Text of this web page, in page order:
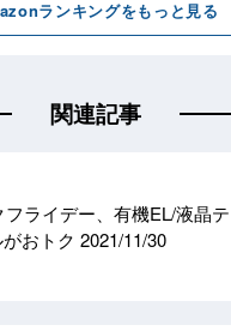
関連記事
ライデー、有機EL/液晶
おトク 2021/11/30